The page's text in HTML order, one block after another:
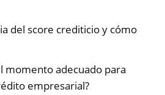
del score crediticio y cómo
momento adecuado para
empresarial?